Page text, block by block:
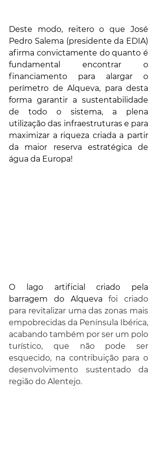
Deste modo, reitero o que José
Pedro Salema (presidente da EDIA)
afirma convictamente do quanto é
fundamental encontrar o
financiamento para alargar o
perímetro de Alqueva, para desta
forma garantir a sustentabilidade
de todo o sistema, a plena
utilização das infraestruturas e para
maximizar a riqueza criada a partir
da maior reserva estratégica de
água da Europa!
O lago artificial criado pela
barragem do Alqueva foi criado
para revitalizar uma das zonas mais
empobrecidas da Península Ibérica,
acabando também por ser um polo
turístico, que não pode ser
esquecido, na contribuição para o
desenvolvimento sustentado da
região do Alentejo.